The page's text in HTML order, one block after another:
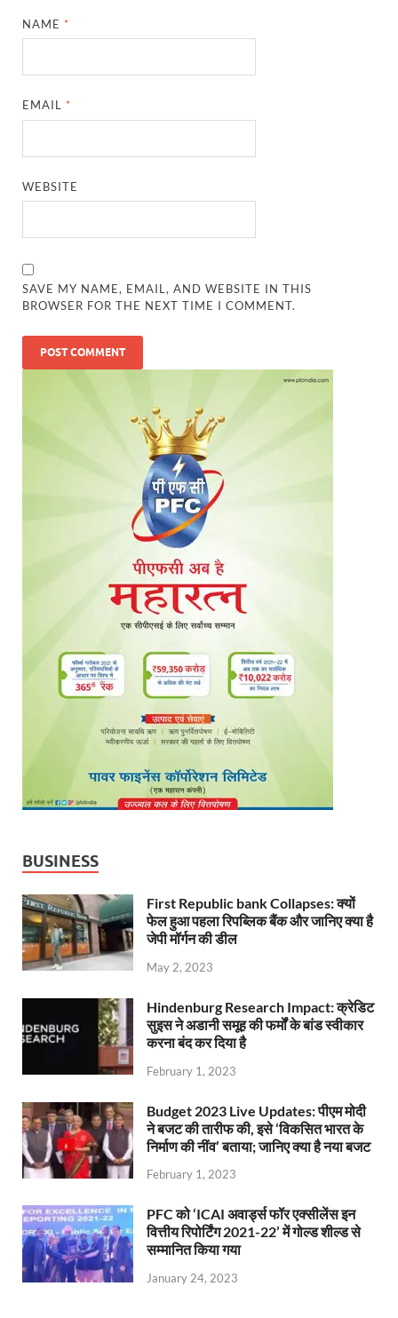
NAME *
EMAIL *
WEBSITE
SAVE MY NAME, EMAIL, AND WEBSITE IN THIS
BROWSER FOR THE NEXT TIME I COMMENT.
BUSINESS
First Republic bank Collapses: क्यों
फेल हुआ पहला रिपब्लिक बैंक और जानिए क्या है
जेपी मॉर्गन की डील
May 2, 2023
Hindenburg Research Impact: क्रेडिट
सुइस ने अडानी समूह की फर्मों के बांड स्वीकार
करना बंद कर दिया है
February 1, 2023
Budget 2023 Live Updates: पीएम मोदी
ने बजट की तारीफ की, इसे ‘विकसित भारत के
निर्माण की नींव’ बताया; जानिए क्या है नया बजट
February 1, 2023
PFC को ‘ICAI अवार्ड्स फॉर एक्सीलेंस इन
वित्तीय रिपोर्टिंग 2021-22’ में गोल्ड शील्ड से
सम्मानित किया गया
January 24, 2023